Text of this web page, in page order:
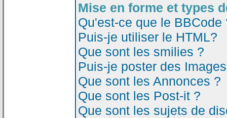
Mise en forme et types
Qu'est-ce que le BBCode
Puis-je utiliser le HTML?
Que sont les smilies ?
Puis-je poster des
Que sont les Annonces ?
Que sont les Post-it ?
Que sont les sujets de